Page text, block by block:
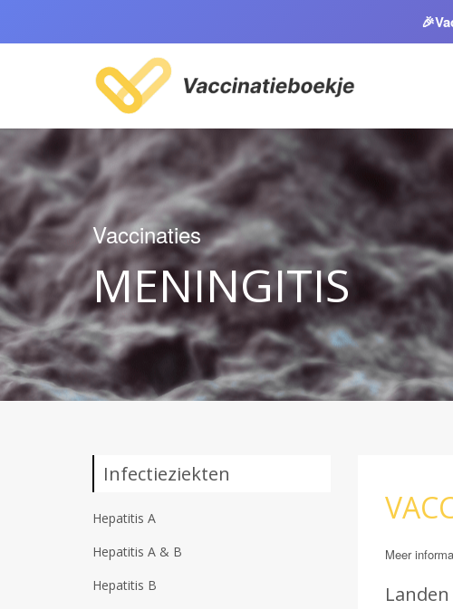
🎉
Vaccinaties
MENINGITIS
Infectieziekten
Hepatitis A
Hepatitis A & B
Hepatitis B
Meer